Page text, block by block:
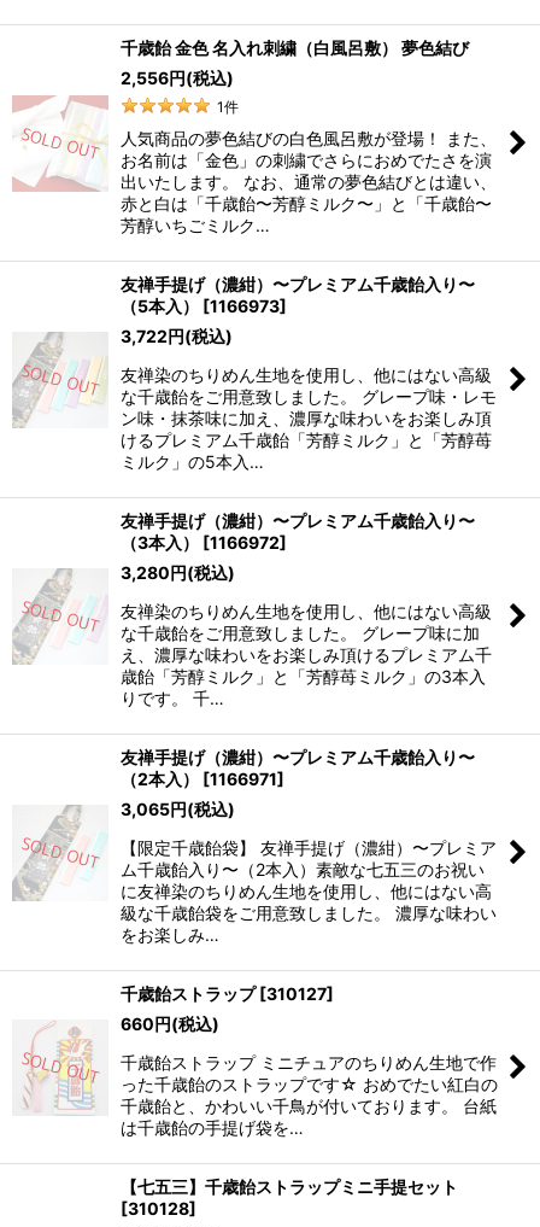
千歳飴 金色 名入れ刺繍（白風呂敷） 夢色結び
2,556円(税込)
1件
人気商品の夢色結びの白色風呂敷が登場！ また、
お名前は「金色」の刺繍でさらにおめでたさを演
出いたします。 なお、通常の夢色結びとは違い、
赤と白は「千歳飴〜芳醇ミルク〜」と「千歳飴〜
芳醇いちごミルク…
友禅手提げ（濃紺）〜プレミアム千歳飴入り〜
（5本入）
[1166973]
3,722円(税込)
友禅染のちりめん生地を使用し、他にはない高級
な千歳飴をご用意致しました。 グレープ味・レモ
ン味・抹茶味に加え、濃厚な味わいをお楽しみ頂
けるプレミアム千歳飴「芳醇ミルク」と「芳醇苺
ミルク」の5本入…
友禅手提げ（濃紺）〜プレミアム千歳飴入り〜
（3本入）
[1166972]
3,280円(税込)
友禅染のちりめん生地を使用し、他にはない高級
な千歳飴をご用意致しました。 グレープ味に加
え、濃厚な味わいをお楽しみ頂けるプレミアム千
歳飴「芳醇ミルク」と「芳醇苺ミルク」の3本入
りです。 千…
友禅手提げ（濃紺）〜プレミアム千歳飴入り〜
（2本入）
[1166971]
3,065円(税込)
【限定千歳飴袋】 友禅手提げ（濃紺）〜プレミア
ム千歳飴入り〜（2本入）素敵な七五三のお祝い
に友禅染のちりめん生地を使用し、他にはない高
級な千歳飴袋をご用意致しました。 濃厚な味わい
をお楽しみ…
千歳飴ストラップ [310127]
660円(税込)
千歳飴ストラップ ミニチュアのちりめん生地で作
った千歳飴のストラップです☆ おめでたい紅白の
千歳飴と、かわいい千鳥が付いております。 台紙
は千歳飴の手提げ袋を…
【七五三】千歳飴ストラップミニ手提セット
[310128]